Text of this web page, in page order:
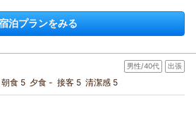
泊プランをみる
男性/40代 出張
朝食 5 夕食 - 接客 5 清潔感 5